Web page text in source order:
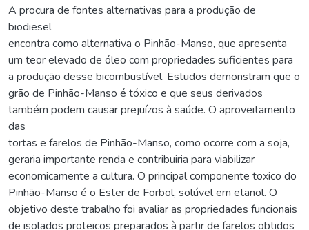
A procura de fontes alternativas para a produção de
biodiesel
encontra como alternativa o Pinhão-Manso, que apresenta
um teor elevado de óleo com propriedades suficientes para
a produção desse bicombustível. Estudos demonstram que o
grão de Pinhão-Manso é tóxico e que seus derivados
também podem causar prejuízos à saúde. O aproveitamento
das
tortas e farelos de Pinhão-Manso, como ocorre com a soja,
geraria importante renda e contribuiria para viabilizar
economicamente a cultura. O principal componente toxico do
Pinhão-Manso é o Ester de Forbol, solúvel em etanol. O
objetivo deste trabalho foi avaliar as propriedades funcionais
de isolados proteicos preparados à partir de farelos obtidos